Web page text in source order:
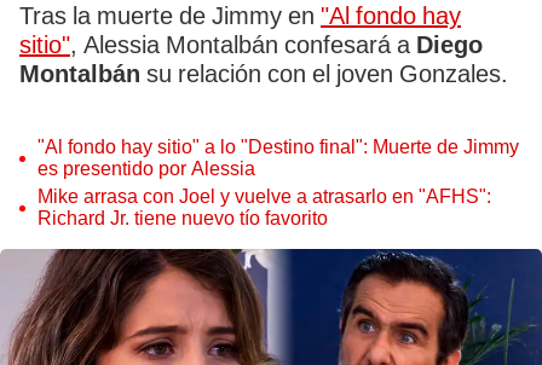
Tras la muerte de Jimmy en "Al fondo hay
sitio", Alessia Montalbán confesará a Diego
Montalbán su relación con el joven Gonzales.
"Al fondo hay sitio" a lo "Destino final": Muerte de Jimmy
es presentido por Alessia
Mike arrasa con Joel y vuelve a atrasarlo en "AFHS":
Richard Jr. tiene nuevo tío favorito